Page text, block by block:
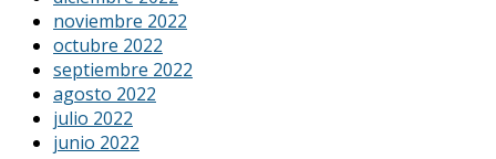
noviembre 2022
octubre 2022
septiembre 2022
agosto 2022
julio 2022
junio 2022